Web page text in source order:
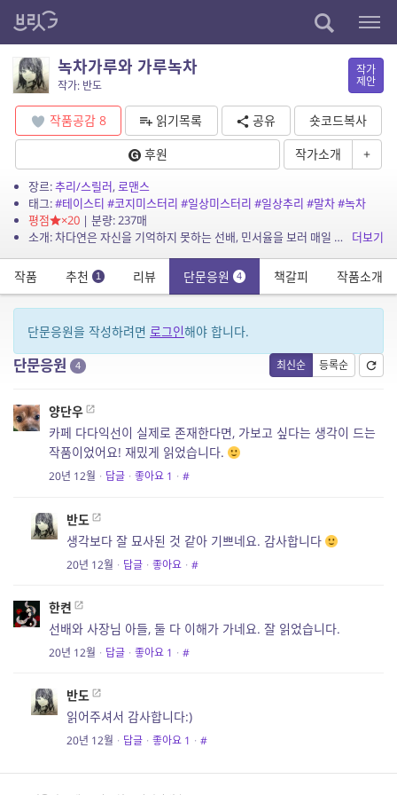
녹차가루와 가루녹차
작가: 반도
작가
제안
작품공감 8 읽기목록 공유
숏코드복사
후원
작가소개 +
장르:추리/스릴러,로맨스
태그:#테이스티 #코지미스터리 #일상미스터리 #일상추리 #말차#녹차
평점
×20| 분량: 237매
소개: 차다연은 자신을 기억하지 못하는 선배, 민서율을 보러 매일 그녀가 알바하는 찻집에 간다. 그러던 어느날 ‘말차가루’가 ‘가루녹차’로 바꿔...
더보기
작품 추천 1 리뷰 단문응원 4 책갈피 작품소개
단문응원을 작성하려면 로그인해야 합니다.
최신순 등록순
단문응원 4
양단우
카페 다다익선이 실제로 존재한다면, 가보고 싶다는 생각이 드는
작품이었어요! 재밌게 읽었습니다.
20년 12월 · 답글 · 좋아요 1 · #
반도
생각보다 잘 묘사된 것 같아 기쁘네요. 감사합니다
20년 12월 · 답글 · 좋아요 · #
한켠
선배와 사장님 아들, 둘 다 이해가 가네요. 잘 읽었습니다.
20년 12월 · 답글 · 좋아요 1 · #
반도
읽어주셔서 감사합니다:)
20년 12월 · 답글 · 좋아요 1 · #